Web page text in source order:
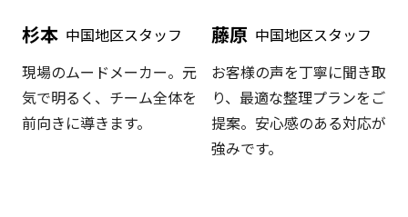
杉本 中国地区スタッフ
現場のムードメーカー。元
気で明るく、チーム全体を
前向きに導きます。
藤原 中国地区スタッフ
お客様の声を丁寧に聞き取
り、最適な整理プランをご
提案。安心感のある対応が
強みです。